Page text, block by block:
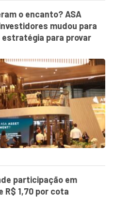
o encanto? ASA
mudou para
para provar
participação em
R$ 1,70 por cota